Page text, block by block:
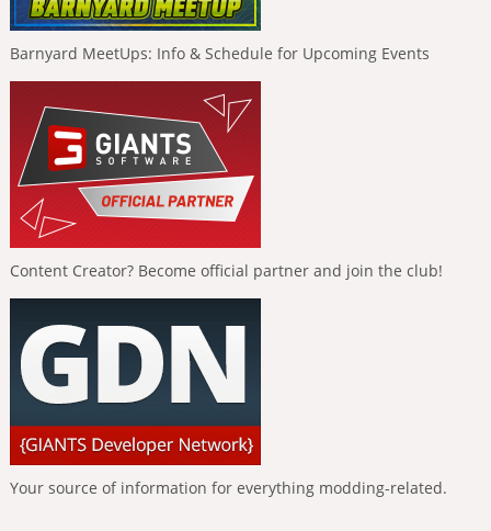
Barnyard MeetUps: Info & Schedule for Upcoming Events
Content Creator? Become official partner and join the club!
Your source of information for everything modding-related.